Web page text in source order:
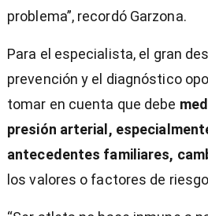
problema”, recordó Garzona.
Para el especialista, el gran
prevención y el diagnóstico
tomar en cuenta que debe
presión arterial,
antecedentes familiares,
los valores o factores de